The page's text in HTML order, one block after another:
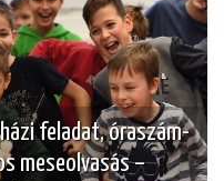
feladat, óraszám-
meseolvasás –